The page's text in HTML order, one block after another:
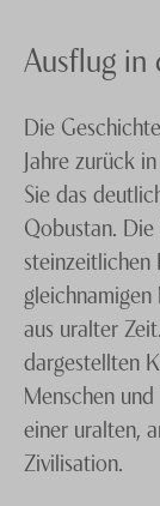
Ausflug in
Die
Jahre zurück
Sie das
Qobustan.
steinzeitlichen
aus uralter
dargestellten
Menschen
einer uralten,
Zivilisation.